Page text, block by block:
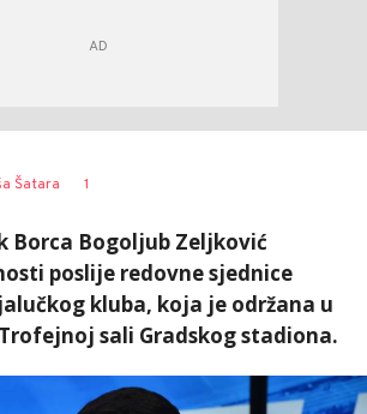
Šatara 1
Borca Bogoljub Zeljković
poslije redovne sjednice
kluba, koja je održana u
sali Gradskog stadiona.